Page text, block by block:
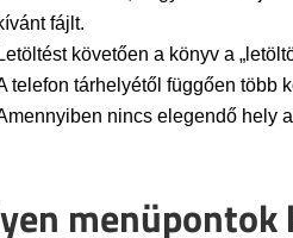
fájlt.
Letöltést követően a könyv a
telefon tárhelyétől függően több
nincs elegendő hely
menüpontok